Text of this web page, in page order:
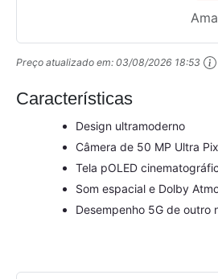
Preço atualizado em: 03/08/2026 18:53
Características
Design ultramoderno
Câmera de 50 MP Ultra
Tela pOLED
Som espacial e Dolby
Desempenho 5G de outro